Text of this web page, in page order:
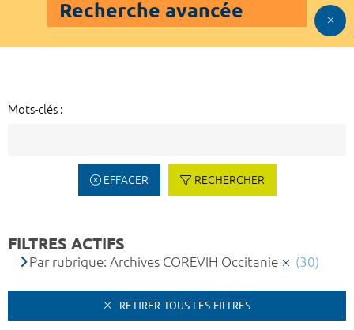
Recherche avancée
Mots-clés :
EFFACER RECHERCHER
FILTRES ACTIFS
Par rubrique: Archives COREVIH Occitanie (30)
RETIRER TOUS LES FILTRES